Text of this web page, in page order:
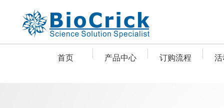
首页 产品中心 订购流程 活